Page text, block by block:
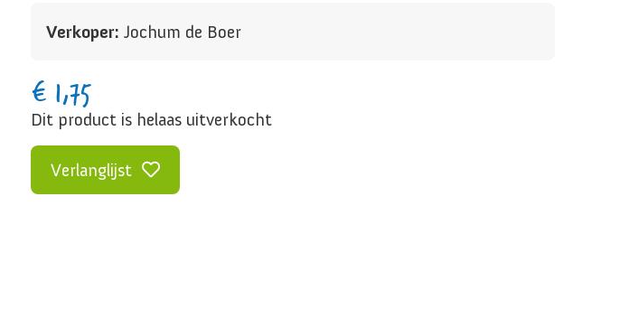
Verkoper: Jochum de Boer
€ 1,75
Dit product is helaas uitverkocht
Verlanglijst